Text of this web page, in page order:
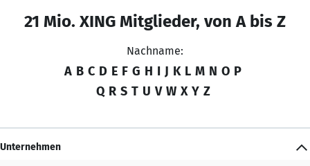
21 Mio. XING Mitglieder, von A bis Z
Nachname:
A B C D E F G H I J K L M N O P
Q R S T U V W X Y Z
Unternehmen